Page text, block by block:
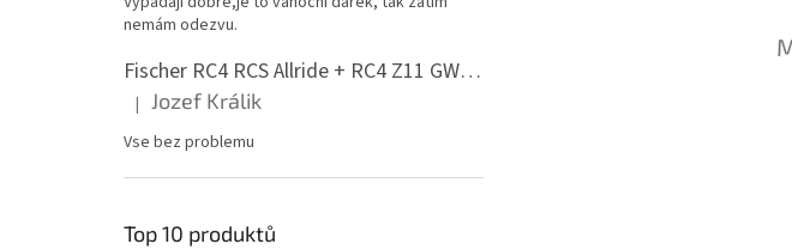
nemám odezvu.
Fischer RC4 RCS Allride + RC4 Z11 GW PR
Hodnocení produktu je 5 z 5 hvězdiček.
| Jozef Králik
Vse bez problemu
Top 10 produktů